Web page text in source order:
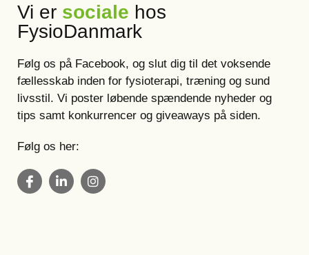
Vi er sociale hos
FysioDanmark
Følg os på Facebook, og slut dig til det voksende
fællesskab inden for fysioterapi, træning og sund
livsstil. Vi poster løbende spændende nyheder og
tips samt konkurrencer og giveaways på siden.
Følg os her: